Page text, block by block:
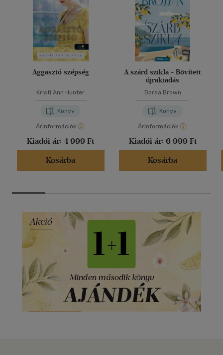
Aggasztó szépség
Kristi Ann Hunter
Könyv
Árinformációk
Kiadói ár: 4 999 Ft
Kosárba
A szárd szikla - Bővített
újrakiadás
Borsa Brown
Könyv
Árinformációk
Kiadói ár: 6 999 Ft
Kosárba